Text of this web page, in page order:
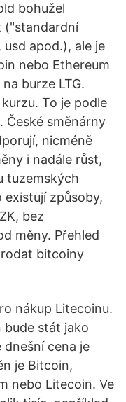
bohužel
("standardní
usd apod.), ale je
nebo Ethereum
burze LTG.
To je podle
České směnárny
nicméně
i nadále růst,
tuzemských
způsoby,
bez
měny. Přehled
bitcoiny
nákup Litecoinu.
bude stát jako
dnešní cena je
je Bitcoin,
nebo Litecoin. Ve